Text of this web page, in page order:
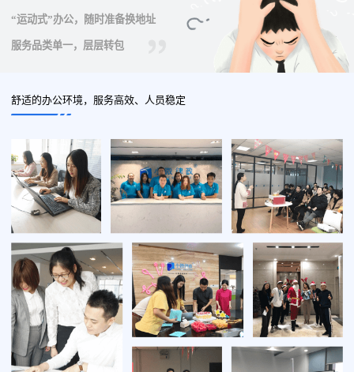
“运动式”办公，随时准备换地址
服务品类单一，层层转包
舒适的办公环境，服务高效、人员稳定